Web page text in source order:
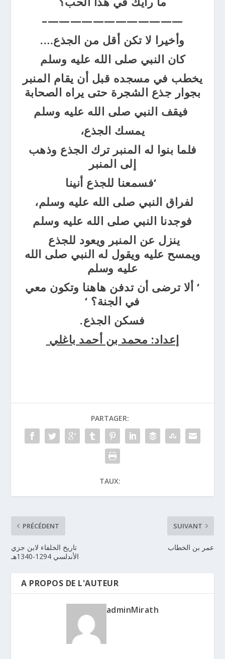
————————————–
وأخيرا لا تكن أقل من الجذع….
كان النبي صلى الله عليه وسلم
يخطب في مسجده قبل أن يقام المنبر
بجوار جذع الشجرة حتى يراه الصحابة
فيقف النبي صلى الله عليه وسلم
يمسك الجذع،
فلما بنوا له المنبر ترك الجذع وذهب
إلى المنبر
‘فسمعنا للجذع أنينا
لفراق النبي صلى الله عليه وسلم،
فوجدنا النبي صلى الله عليه وسلم
ينزل عن المنبر ويعود للجذع
ويمسح عليه ويقول له النبي صلى الله
عليه وسلم
‘ ألا ترضى أن تدفن هاهنا وتكون معي
في الجنة؟ ‘
فسكن الجذع.
إعداد: محمد بن أحمد باغلي
PARTAGER:
TAUX:
PRÉCÉDENT
تاريخ الخلفاء لابن جزي
الأندلسي 1294-1340هـ
SUIVANT
عمر بن الخطاب
A PROPOS DE L'AUTEUR
adminMirath